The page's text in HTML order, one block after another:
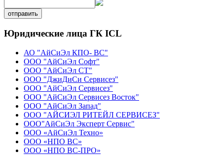
отправить
Юридические лица ГК ICL
АО "АйСиЭл КПО- ВС"
ООО "АйСиЭл Софт"
ООО "АйСиЭл СТ"
ООО "ДжиДиСи Сервисез"
ООО "АйСиЭл Сервисез"
ООО "АйСиЭл Сервисез Восток"
ООО "АйСиЭл Запад"
ООО "АЙСИЭЛ РИТЕЙЛ СЕРВИСЕЗ"
ООО"АйСиЭл Эксперт Сервис"
ООО «АйСиЭл Техно»
ООО «НПО ВС»
ООО «НПО ВС-ПРО»